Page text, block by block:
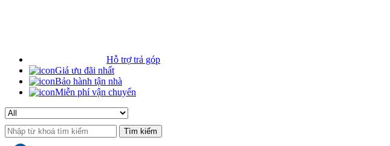
Hỗ trợ trả góp
Giá ưu đãi nhất
Bảo hành tận nhà
Miễn phí vận chuyển
Search
for: